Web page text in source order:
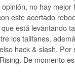
no hay mejor
este acertado
está levantando
los talifanes,
hack & slash. Por
De momento